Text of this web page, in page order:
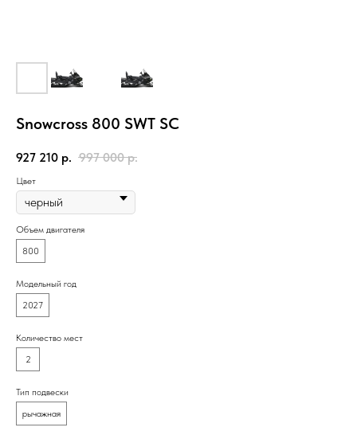
Snowcross 800 SWT SC
927 210 р. 997 000 р.
Цвет
Объем двигателя
800
Модельный год
2027
Количество мест
2
Тип подвески
рычажная